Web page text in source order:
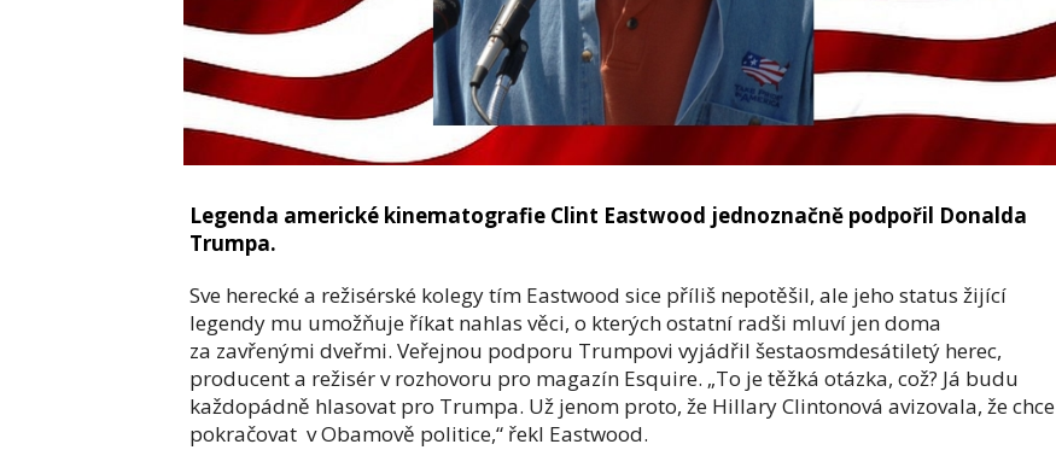
Legenda americké kinematografie Clint Eastwood jednoznačně podpořil Donalda
Trumpa.
Sve herecké a režisérské kolegy tím Eastwood sice příliš nepotěšil, ale jeho status žijící
legendy mu umožňuje říkat nahlas věci, o kterých ostatní radši mluví jen doma
za zavřenými dveřmi. Veřejnou podporu Trumpovi vyjádřil šestaosmdesátiletý herec,
producent a režisér v rozhovoru pro magazín Esquire. „To je těžká otázka, což? Já budu
každopádně hlasovat pro Trumpa. Už jenom proto, že Hillary Clintonová avizovala, že chce
pokračovat v Obamově politice,“ řekl Eastwood.